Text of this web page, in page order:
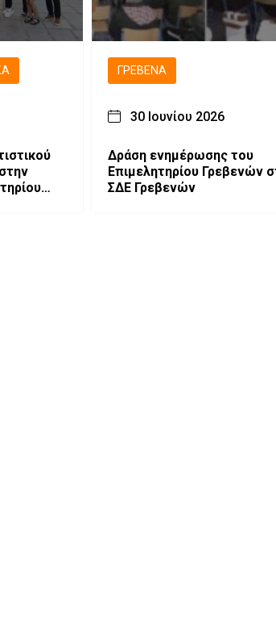
ΓΡΕΒΕΝΆ
30 Ιουνίου 2026
Δράση ενημέρωσης του
Επιμελητηρίου Γρεβενών
ΣΔΕ Γρεβενών